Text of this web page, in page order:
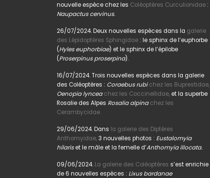
nouvelle espèce chez les Coléoptères Curculionidae :
Naupactus cervinus.
26/07/2024. Deux nouvelles espèces dans la galerie
des Lépidoptères Sphingidae : le sphinx de l’euphorbe
(Hyles euphorbiae) et le sphinx de l’épilobe
(Proserpinus proserpina).
16/07/2024. Trois nouvelles espèces dans la galerie
des Coléoptères : Coraebus rubi chez les Buprestidae,
Oenopia lyncea chez les Coccinellidae,et la superbe
Rosalie des Alpes Rosalia alpina chez les
Cerambycidae.
29/06/2024. Dans la galerie des Diptères
Anthomyidae,3 nouvelles photos : Eustalomyia
hilariset le mâle et la femelle d’Anthomyia illocata.
09/06/2024. La galerie des Coléoptères s’est enrichie
de 6 nouvelles espèces : Lixus bardanae